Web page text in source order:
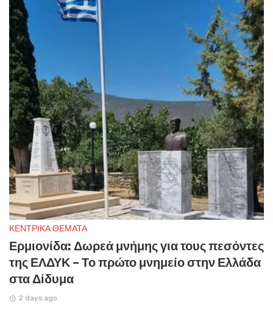
ΚΕΝΤΡΙΚΑ ΘΕΜΑΤΑ
Ερμιονίδα: Δωρεά μνήμης για τους πεσόντες
της ΕΛΔΥΚ – Το πρώτο μνημείο στην Ελλάδα
στα Δίδυμα
2 days ago